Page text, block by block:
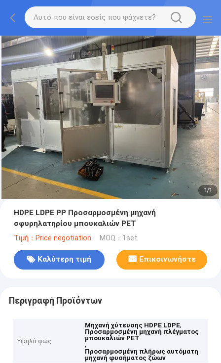
1/1
HDPE LDPE PP Προσαρμοσμένη μηχανή
σφυρηλατηρίου μπουκαλιών PET
Τιμή：Price negotiation. MOQ：1set
Καλύτερη τιμή Επικοινωνήστε
Περιγραφή Προϊόντων
Υψηλό φως
Μηχανή χύτευσης HDPE LDPE,
Προσαρμοσμένη μηχανή πλέγματος
μπουκαλιών PET
,
Προσαρμοσμένη πλήρως αυτόματη
μηχανή φυσήματος ζώων